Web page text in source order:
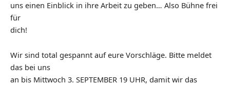
uns einen Einblick in ihre Arbeit zu geben… Also Bühne frei
für
dich!
Wir sind total gespannt auf eure Vorschläge. Bitte meldet
das bei uns
an bis Mittwoch 3. SEPTEMBER 19 UHR, damit wir das